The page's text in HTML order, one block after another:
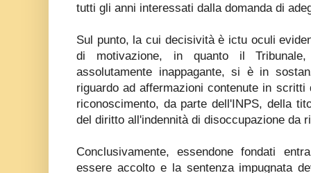
tutti gli anni interessati dalla domanda di
Sul punto, la cui decisività è ictu oculi
di motivazione, in quanto il
assolutamente inappagante, si è in
riguardo ad affermazioni contenute in
riconoscimento, da parte dell'INPS, della
del diritto all'indennità di disoccupazione da
Conclusivamente, essendone fondati
essere accolto e la sentenza impugnata